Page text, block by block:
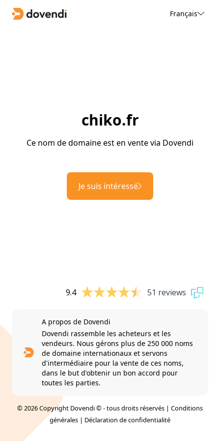
Français
chiko.fr
Ce nom de domaine est en vente via Dovendi
Je suis intéressé
9.4 51 reviews
A propos de Dovendi
Dovendi rassemble les acheteurs et les
vendeurs. Nous gérons plus de 250 000 noms
de domaine internationaux et servons
d'intermédiaire pour la vente de ces noms,
dans le but d'obtenir un bon accord pour
toutes les parties.
© 2026 Copyright Dovendi © - tous droits réservés | Conditions
générales | Déclaration de confidentialité